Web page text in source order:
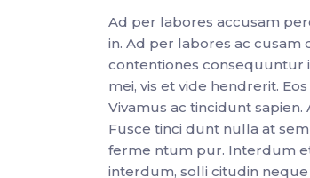
Ad per labores accusam
in. Ad per labores ac cusam
contentiones consequuntur
mei, vis et vide hendrerit.
Vivamus ac tincidunt
Fusce tinci dunt nulla at
ferme ntum pur. Interdum
interdum, solli citudin neque